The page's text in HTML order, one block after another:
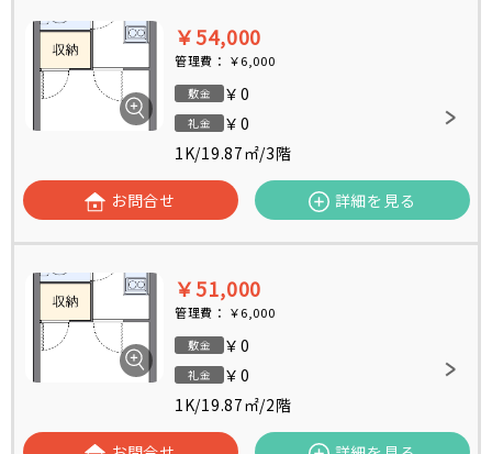
￥54,000
管理費： ￥6,000
敷金 ￥0
礼金
￥0
1K/19.87㎡/3階
お問合せ 詳細を見る
￥51,000
管理費： ￥6,000
敷金 ￥0
礼金
￥0
1K/19.87㎡/2階